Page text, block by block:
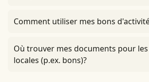
Comment utiliser mes bons
Où trouver mes documents pour
locales (p.ex. bons)?